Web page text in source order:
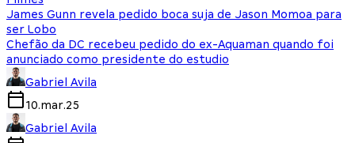
James Gunn revela pedido boca suja de Jason Momoa para
ser Lobo
Chefão da DC recebeu pedido do ex-Aquaman quando foi
anunciado como presidente do estudio
Gabriel Avila
10.mar.25
Gabriel Avila